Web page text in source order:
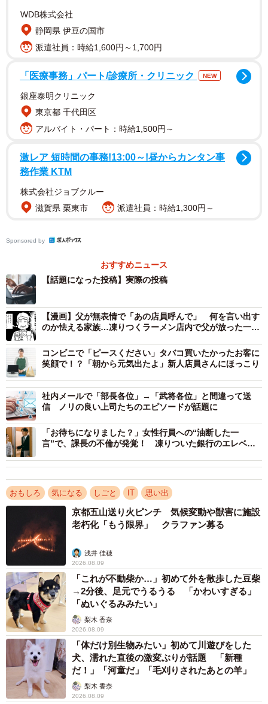
「『Bccから失礼します』はカッコ良過ぎる。」
「なんかカーテンから突然登場した感笑」
また、ＳＮＳやチャットツールでも、心に残ることをし
ている人がいるようです。
「画面共有中にチャットの通知オフにしてなくて社内連絡
丸出しのおじさんもやばい。」
伝説の人にならないように気をつけましょう。おおなり
さんは、「今年一笑ったなどのコメントがあり、そんなに
面白いことだとは思わず呟いたので意外でした」と感想を
伝えてくれました。
ちなみに、ほかの伝説も教えて欲しいとお願いしてみま
したが、「伝説のおじさまはたくさんいますが、社内独特
の話が多いのでみんながわかるものはあまりないです。申
し訳ありません」とのことでした。残念です（笑）。
WDB株式会社
静岡県 伊豆の国市
派遣社員：時給1,600円～1,700円
「医療事務」パート/診療所・クリニック NEW
銀座泰明クリニック
東京都 千代田区
アルバイト・パート：時給1,500円～
激レア 短時間の事務!13:00～!昼からカンタン事
務作業 KTM
株式会社ジョブクルー
滋賀県 栗東市
派遣社員：時給1,300円～
Sponsored by
おすすめニュース
【話題になった投稿】実際の投稿
【漫画】父が無表情で「あの店員呼んで」 何を言い出す
のか怯える家族…凍りつくラーメン店内で父が放った一言
コンビニで「ピースください」タバコ買いたかったお客に
笑顔で！？「朝から元気出たよ」新人店員さんにほっこり
社内メールで「部長各位」→「武将各位」と間違って送
信 ノリの良い上司たちのエピソードが話題に
「お待ちになりました？」女性行員への“油断した一
言”で、課長の不倫が発覚！ 凍りついた銀行のエレベー
おもしろ 気になる しごと IT 思い出
京都五山送り火ピンチ 気候変動や獣害に施設
老朽化「もう限界」 クラファン募る
浅井 佳穂
2026.08.09
「これが不動柴か…」初めて外を散歩した豆柴
→2分後、足元でうるうる 「かわいすぎる」
「ぬいぐるみみたい」
梨木 香奈
2026.08.09
「体だけ別生物みたい」初めて川遊びをした
犬、濡れた直後の激変ぶりが話題 「新種
だ！」「河童だ」「毛刈りされたあとの羊」
梨木 香奈
2026.08.09